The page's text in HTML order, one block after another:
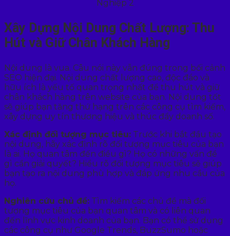
Xây Dựng Nội Dung Chất Lượng: Thu
Hút và Giữ Chân Khách Hàng
Nội dung là vua. Câu nói này vẫn đúng trong bối cảnh
SEO hiện đại. Nội dung chất lượng cao, độc đáo và
hữu ích là yếu tố quan trọng nhất để thu hút và giữ
chân khách hàng trên website của bạn. Nội dung tốt
sẽ giúp bạn tăng thứ hạng trên các công cụ tìm kiếm,
xây dựng uy tín thương hiệu và thúc đẩy doanh số.
Xác định đối tượng mục tiêu: Trước khi bắt đầu tạo
nội dung, hãy xác định rõ đối tượng mục tiêu của bạn
là ai. Họ quan tâm đến điều gì? Họ có những vấn đề
gì cần giải quyết? Hiểu rõ đối tượng mục tiêu sẽ giúp
bạn tạo ra nội dung phù hợp và đáp ứng nhu cầu của
họ.
Nghiên cứu chủ đề: Tìm kiếm các chủ đề mà đối
tượng mục tiêu của bạn quan tâm và có liên quan
đến lĩnh vực kinh doanh của bạn. Bạn có thể sử dụng
các công cụ như Google Trends, BuzzSumo hoặc